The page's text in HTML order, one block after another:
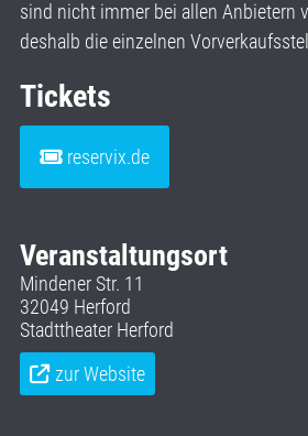
sind nicht immer bei allen Anbietern
deshalb die einzelnen
Tickets
reservix.de
Veranstaltungsort
Mindener Str. 11
32049 Herford
Stadttheater Herford
zur Website